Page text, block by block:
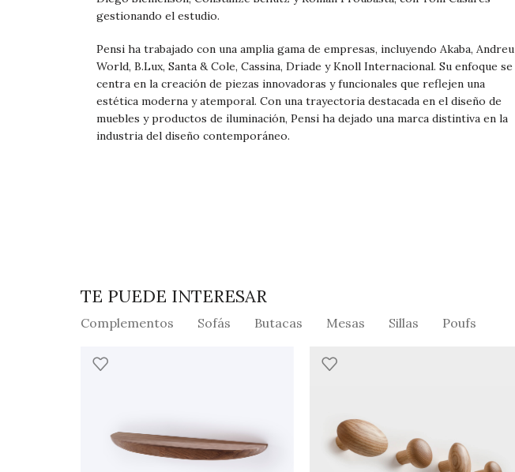
gestionando el estudio.
Pensi ha trabajado con una amplia gama de empresas, incluyendo Akaba, Andreu
World, B.Lux, Santa & Cole, Cassina, Driade y Knoll Internacional. Su enfoque se
centra en la creación de piezas innovadoras y funcionales que reflejen una
estética moderna y atemporal. Con una trayectoria destacada en el diseño de
muebles y productos de iluminación, Pensi ha dejado una marca distintiva en la
industria del diseño contemporáneo.
TE PUEDE INTERESAR
Complementos Sofás Butacas Mesas Sillas Poufs